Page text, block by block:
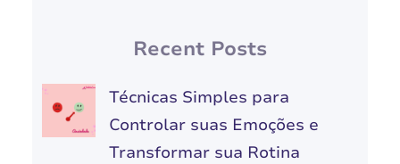
Recent Posts
Técnicas Simples para
Controlar suas Emoções e
Transformar sua Rotina